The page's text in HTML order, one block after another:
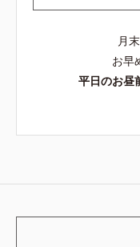
月
お早
平日のお昼